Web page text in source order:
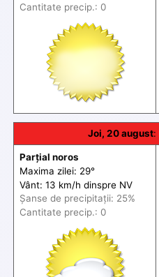
Cantitate precip.: 0
Joi, 20 august:
Parțial noros
Maxima zilei: 29°
Vânt: 13 km/h dinspre NV
Șanse de precipitații: 25%
Cantitate precip.: 0